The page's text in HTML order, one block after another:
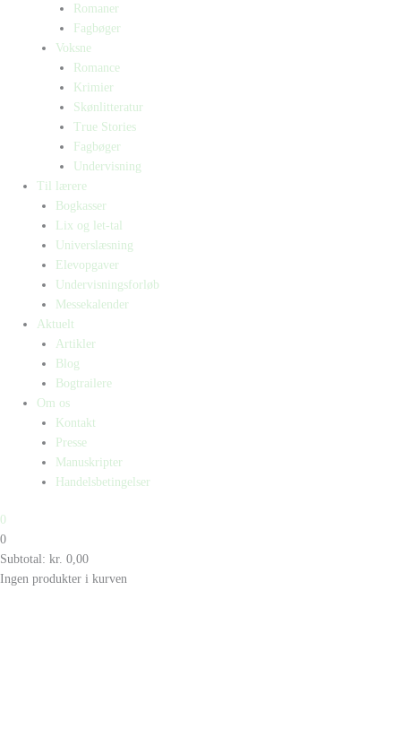
Romaner
Fagbøger
Voksne
Romance
Krimier
Skønlitteratur
True Stories
Fagbøger
Undervisning
Til lærere
Bogkasser
Lix og let-tal
Universlæsning
Elevopgaver
Undervisningsforløb
Messekalender
Aktuelt
Artikler
Blog
Bogtrailere
Om os
Kontakt
Presse
Manuskripter
Handelsbetingelser
0
0
Subtotal: kr. 0,00
Ingen produkter i kurven